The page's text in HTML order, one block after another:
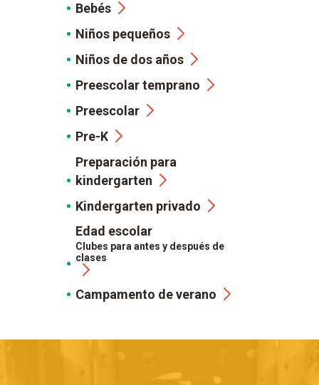
Bebés
Niños pequeños
Niños de dos años
Preescolar temprano
Preescolar
Pre-K
Preparación para
kindergarten
Kindergarten privado
Edad escolar
Clubes para antes y después de
clases
Campamento de verano